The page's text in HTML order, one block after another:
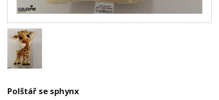
Polštář se sphynx